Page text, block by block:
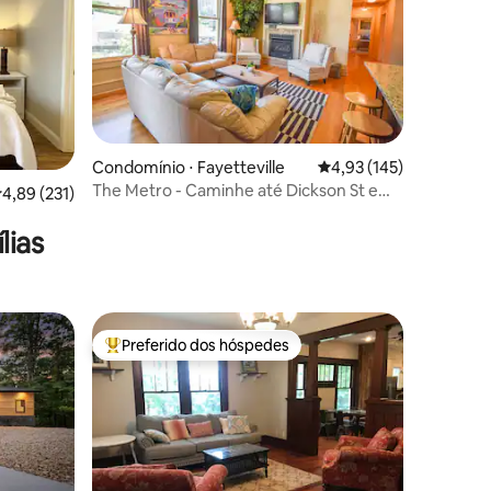
de uma avaliação média de 5, 231 avaliações
4,89 (231)
Condomínio ⋅ Fayetteville 4,93 de uma avaliação
4,93 (145)
The Metro - Caminhe até Dickson St e
hóspedes Entre os melhores preferidos dos hóspedes
Preferido dos hóspedes